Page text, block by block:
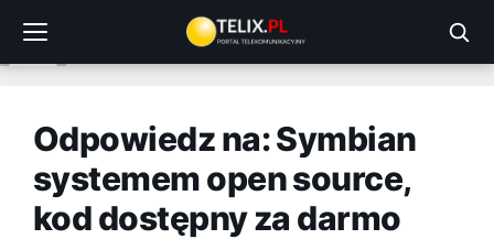
treści
Odpowiedz na: Symbian
systemem open source,
kod dostępny za darmo